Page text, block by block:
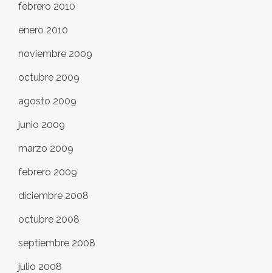
febrero 2010
enero 2010
noviembre 2009
octubre 2009
agosto 2009
junio 2009
marzo 2009
febrero 2009
diciembre 2008
octubre 2008
septiembre 2008
julio 2008